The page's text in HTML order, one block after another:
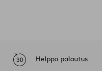
Helppo palautus